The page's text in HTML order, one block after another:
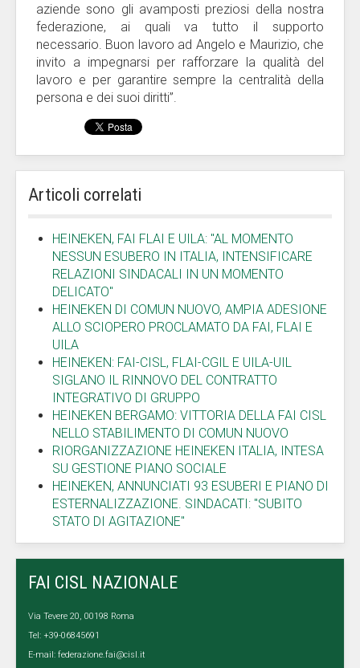
aziende sono gli avamposti preziosi della nostra
federazione, ai quali va tutto il supporto
necessario. Buon lavoro ad Angelo e Maurizio, che
invito a impegnarsi per rafforzare la qualità del
lavoro e per garantire sempre la centralità della
persona e dei suoi diritti”.
Articoli correlati
HEINEKEN, FAI FLAI E UILA: "AL MOMENTO
NESSUN ESUBERO IN ITALIA, INTENSIFICARE
RELAZIONI SINDACALI IN UN MOMENTO
DELICATO"
HEINEKEN DI COMUN NUOVO, AMPIA ADESIONE
ALLO SCIOPERO PROCLAMATO DA FAI, FLAI E
UILA
HEINEKEN: FAI-CISL, FLAI-CGIL E UILA-UIL
SIGLANO IL RINNOVO DEL CONTRATTO
INTEGRATIVO DI GRUPPO
HEINEKEN BERGAMO: VITTORIA DELLA FAI CISL
NELLO STABILIMENTO DI COMUN NUOVO
RIORGANIZZAZIONE HEINEKEN ITALIA, INTESA
SU GESTIONE PIANO SOCIALE
HEINEKEN, ANNUNCIATI 93 ESUBERI E PIANO DI
ESTERNALIZZAZIONE. SINDACATI: "SUBITO
STATO DI AGITAZIONE"
FAI CISL NAZIONALE
Via Tevere 20, 00198 Roma
Tel: +39-06845691
E-mail: federazione.fai@cisl.it